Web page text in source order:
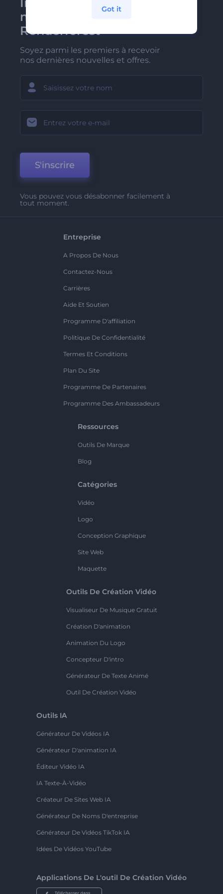
newsletter de
Renderforest
Soyez parmi les premiers à recevoir
nos dernières nouvelles et offres.
S'inscrire
Vous pouvez vous désabonner facilement à
tout moment.
Entreprise
A Propos De Nous
Contactez-Nous
Carrières
Aide Et Soutien
Programme D'affiliation
Politique De Confidentialité
Termes Et Conditions
Plan Du Site
Programme De Partenaires
Programme Des Ambassadeurs
Ressources
Outils De Marque
Blog
Catégories
Vidéo
Logo
Conception Graphique
Site Web
Maquette
Outils De Création Vidéo
Visualiseur De Musique Gratuit
Création D'animation
Animation Du Logo
Concepteur D'intro
Générateur De Texte Animé
Outil De Création Vidéo
Outils IA
Générateur De Vidéos IA
Générateur D'animation IA
Éditeur Vidéo IA
IA Texte-À-Vidéo
Créateur De Sites Web IA
Générateur De Noms D'entreprise
Générateur De Vidéos TikTok IA
Idées De Vidéos YouTube
Applications De L'outil De Création Vidéo
Got it